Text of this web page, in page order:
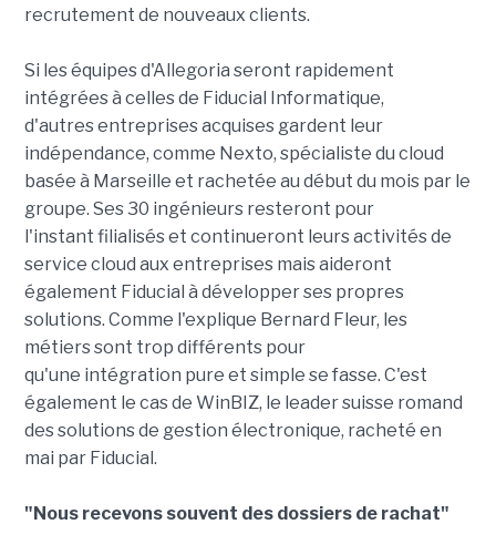
recrutement de nouveaux clients.
Si les équipes d'Allegoria seront rapidement
intégrées à celles de Fiducial Informatique,
d'autres entreprises acquises gardent leur
indépendance, comme Nexto, spécialiste du cloud
basée à Marseille et rachetée au début du mois par le
groupe. Ses 30 ingénieurs resteront pour
l'instant filialisés et continueront leurs activités de
service cloud aux entreprises mais aideront
également Fiducial à développer ses propres
solutions. Comme l'explique Bernard Fleur, les
métiers sont trop différents pour
qu'une intégration pure et simple se fasse. C'est
également le cas de WinBIZ, le leader suisse romand
des solutions de gestion électronique, racheté en
mai par Fiducial.
"Nous recevons souvent des dossiers de rachat"